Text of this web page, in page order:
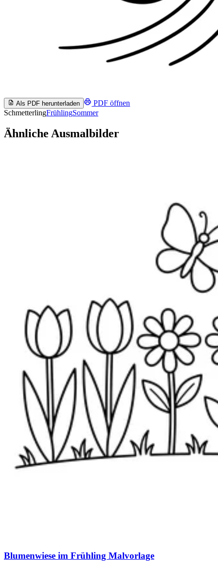
Als PDF herunterladen
PDF öffnen
SchmetterlingFrühlingSommer
Ähnliche Ausmalbilder
Blumenwiese im Frühling Malvorlage